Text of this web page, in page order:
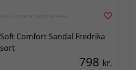
SOFT COMFORT WILDFLOWER
Soft Comfort Sandal Fredrika
sort
798 kr.